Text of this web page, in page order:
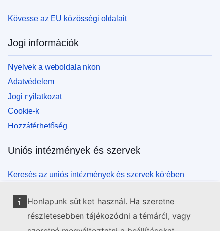
Honlapunk sütiket használ. Ha szeretne
részletesebben tájékozódni a témáról, vagy
Kövesse az EU közösségi oldalait
Jogi információk
Nyelvek a weboldalainkon
Adatvédelem
Jogi nyilatkozat
Cookie-k
Hozzáférhetőség
Uniós intézmények és szervek
Keresés az uniós intézmények és szervek körében